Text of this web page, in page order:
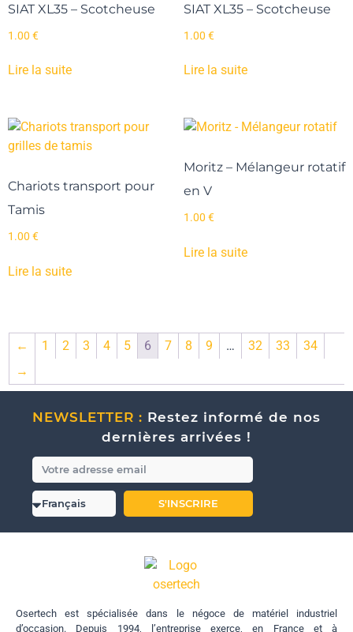
SIAT XL35 – Scotcheuse
1.00 €
Lire la suite
SIAT XL35 – Scotcheuse
1.00 €
Lire la suite
Chariots transport pour
Tamis
1.00 €
Lire la suite
Moritz – Mélangeur rotatif
en V
1.00 €
Lire la suite
← 1 2 3 4 5 6 7 8 9 … 32 33
34
→
NEWSLETTER : Restez informé de nos
dernières arrivées !
S'INSCRIRE
Osertech est spécialisée dans le négoce de matériel industriel
d’occasion. Depuis 1994, l’entreprise exerce, en France et à